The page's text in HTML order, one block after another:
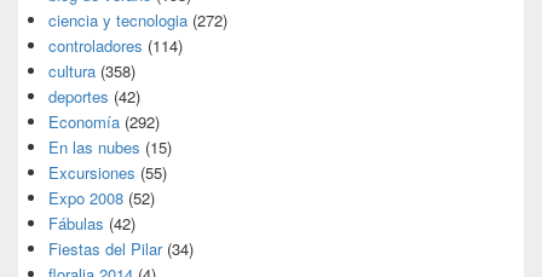
ciencia y tecnologia (272)
controladores (114)
cultura (358)
deportes (42)
Economía (292)
En las nubes (15)
Excursiones (55)
Expo 2008 (52)
Fábulas (42)
Fiestas del Pilar(34)